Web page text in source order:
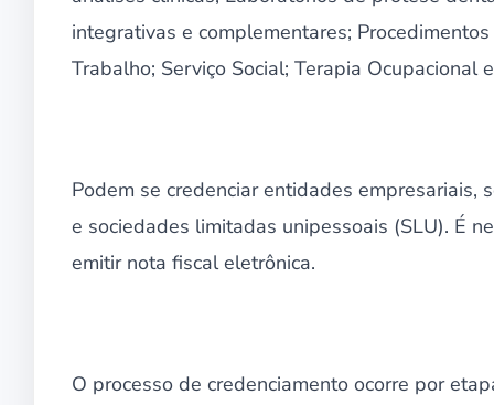
integrativas e complementares;
Trabalho; Serviço Social; Terapia Ocupacional
Podem se credenciar entidades
e sociedades limitadas unipessoais (SLU). É
emitir nota fiscal eletrônica.
O processo de credenciamento ocorre por